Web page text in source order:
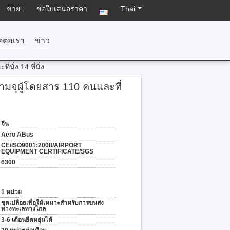
ขาย : ขอใบเสนอราคา Thai
ต่อเรา ข่าว
ที่นั่ง 14 ที่นั่ง
จุผู้โดยสาร 110 คนและที่
จีน
Aero ABus
CE/ISO9001:2008/AIRPORT
EQUIPMENT CERTIFICATE/SGS
6300
1 หน่วย
ชุดเปลือยเพื่อให้เหมาะสำหรับการขนส่ง
ทางทะเลทางไกล
3-6 เดือนยืดหยุ่นได้